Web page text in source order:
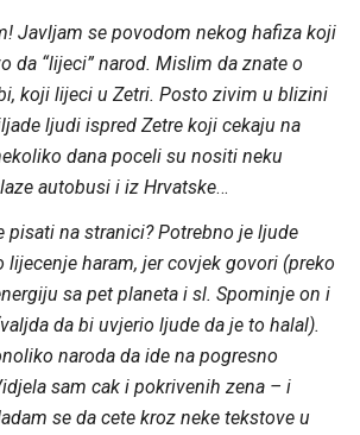
Javljam se povodom nekog hafiza koji
da “lijeci” narod. Mislim da znate o
koji lijeci u Zetri. Posto zivim u blizini
ljudi ispred Zetre koji cekaju na
dana poceli su nositi neku
autobusi i iz Hrvatske…
pisati na stranici? Potrebno je ljude
haram, jer covjek govori (preko
sa pet planeta i sl. Spominje on i
da bi uvjerio ljude da je to halal).
naroda da ide na pogresno
sam cak i pokrivenih zena – i
se da cete kroz neke tekstove u